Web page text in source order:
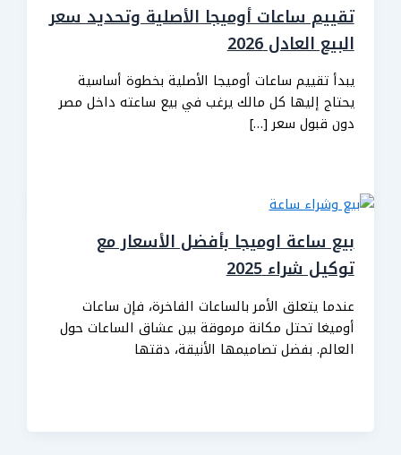
تقييم ساعات أوميجا الأصلية وتحديد سعر
البيع العادل 2026
يبدأ تقييم ساعات أوميجا الأصلية بخطوة أساسية
يحتاج إليها كل مالك يرغب في بيع ساعته داخل مصر
دون قبول سعر […]
بيع ساعة اوميجا بأفضل الأسعار مع
توكيل شراء 2025
عندما يتعلق الأمر بالساعات الفاخرة، فإن ساعات
أوميغا تحتل مكانة مرموقة بين عشاق الساعات حول
العالم. بفضل تصاميمها الأنيقة، دقتها